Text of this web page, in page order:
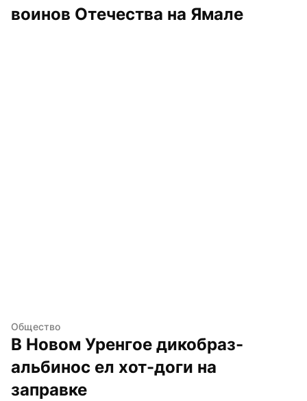
воинов Отечества на Ямале
Общество
В Новом Уренгое дикобраз-
альбинос ел хот-доги на
заправке